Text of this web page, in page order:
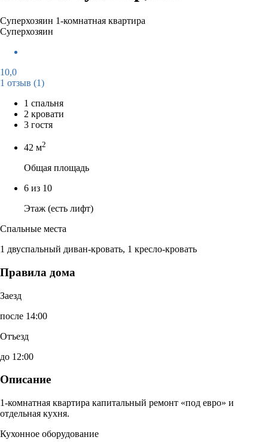
Суперхозяин 1-комнатная квартира
Суперхозяин
10,0
1 отзыв (1)
1 спальня
2 кровати
3 гостя
42 м2
Общая площадь
6 из 10
Этаж (есть лифт)
Спальные места
1 двуспальный диван-кровать, 1 кресло-кровать
Правила дома
Заезд
после 14:00
Отъезд
до 12:00
Описание
1-комнатная квартира капитальный ремонт «под евро» и
отдельная кухня.
Кухонное оборудование